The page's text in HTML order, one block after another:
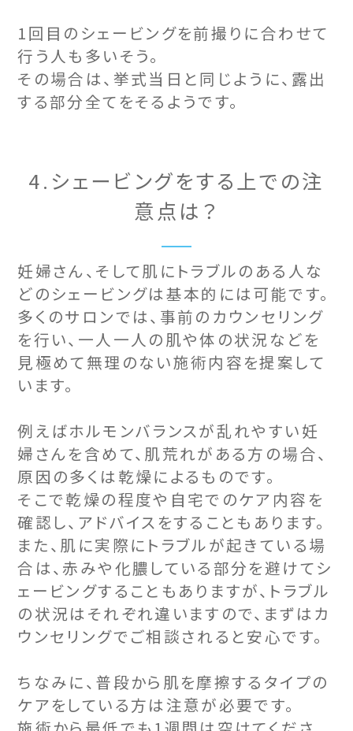
1回目のシェービングを前撮りに合わせて
行う人も多いそう。
その場合は、挙式当日と同じように、露出
する部分全てをそるようです。
4.シェービングをする上での注
意点は？
妊婦さん、そして肌にトラブルのある人な
どのシェービングは基本的には可能です。
多くのサロンでは、事前のカウンセリング
を行い、一人一人の肌や体の状況などを
見極めて無理のない施術内容を提案して
います。
例えばホルモンバランスが乱れやすい妊
婦さんを含めて、肌荒れがある方の場合、
原因の多くは乾燥によるものです。
そこで乾燥の程度や自宅でのケア内容を
確認し、アドバイスをすることもあります。
また、肌に実際にトラブルが起きている場
合は、赤みや化膿している部分を避けてシ
ェービングすることもありますが、トラブル
の状況はそれぞれ違いますので、まずはカ
ウンセリングでご相談されると安心です。
ちなみに、普段から肌を摩擦するタイプの
ケアをしている方は注意が必要です。